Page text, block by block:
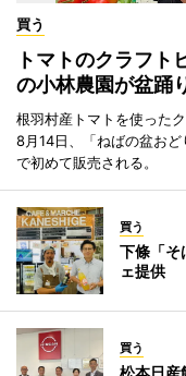
買う
トマトのクラフ
の小林農園が盆踊
根羽村産トマトを使った
8月14日、「ねばの盆おど
で初めて販売される。
買う
下條「
ェ提供
買う
松本日